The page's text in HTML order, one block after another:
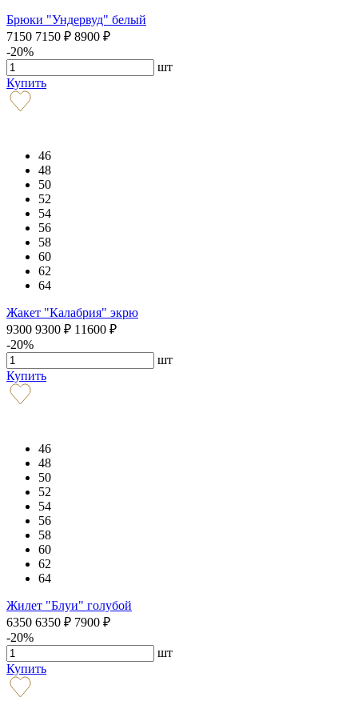
Брюки "Ундервуд" белый
7150 7150 ₽ 8900 ₽
-20%
шт
Купить
46
48
50
52
54
56
58
60
62
64
Жакет "Калабрия" экрю
9300 9300 ₽ 11600 ₽
-20%
шт
Купить
46
48
50
52
54
56
58
60
62
64
Жилет "Блуи" голубой
6350 6350 ₽ 7900 ₽
-20%
шт
Купить